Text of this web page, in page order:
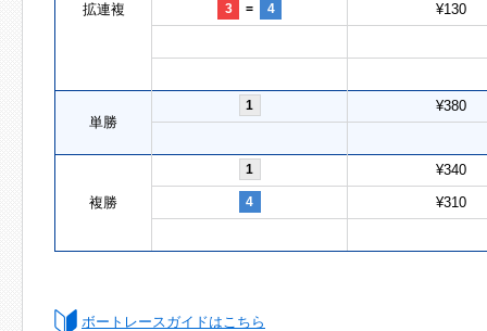
拡連複 3 = 4 ¥130
単勝
1 ¥380
複勝
1 ¥340
4 ¥310
ボートレースガイドはこちら